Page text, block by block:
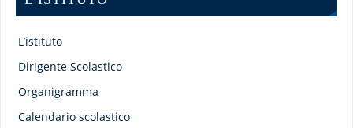
L’istituto
Dirigente Scolastico
Organigramma
Calendario scolastico